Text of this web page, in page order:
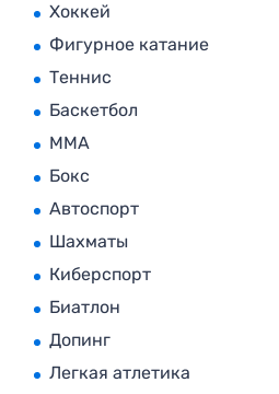
Хоккей
Фигурное катание
Теннис
Баскетбол
MMA
Бокс
Автоспорт
Шахматы
Киберспорт
Биатлон
Допинг
Легкая атлетика